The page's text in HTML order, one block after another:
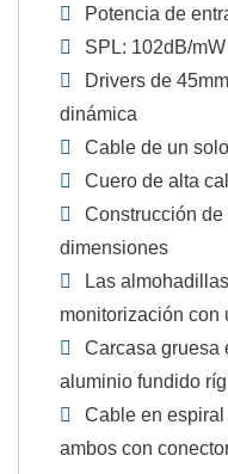
Potencia de
SPL: 102dB/mW
Drivers de
dinámica
Cable de un
Cuero de alta
Construcción
dimensiones
Las
monitorización con
Carcasa gruesa
aluminio fundido
Cable en espiral
ambos con